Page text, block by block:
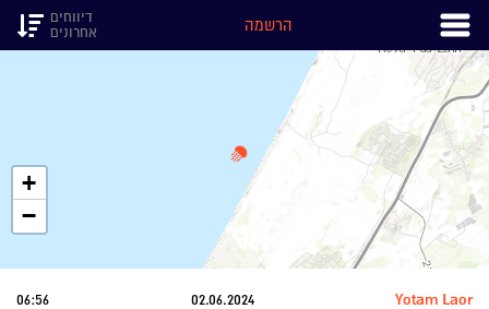
הרשמה
דיווחים
אחרונים
+
−
Yotam Laor
02.06.2024
06:56